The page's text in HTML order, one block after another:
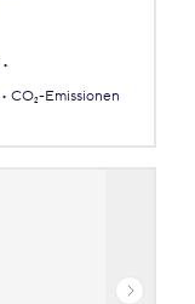
CO₂-Emissionen